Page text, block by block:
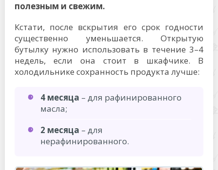
полезным и свежим.
Кстати, после вскрытия его срок годности
существенно уменьшается. Открытую
бутылку нужно использовать в течение 3–4
недель, если она стоит в шкафчике. В
холодильнике сохранность продукта лучше:
4 месяца – для рафинированного
масла;
2 месяца – для
нерафинированного.